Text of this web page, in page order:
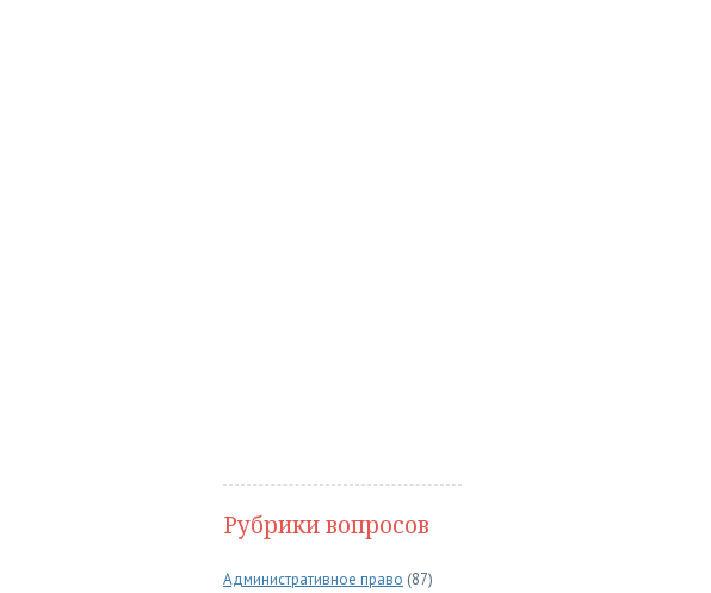
Рубрики вопросов
Административное право (87)